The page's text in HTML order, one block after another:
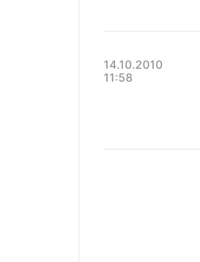
14.10.2010
11:58